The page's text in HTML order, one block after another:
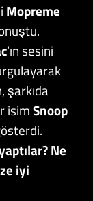
Mopreme
‘ın sesini
şarkıda
isimSnoop
Ne
iyi